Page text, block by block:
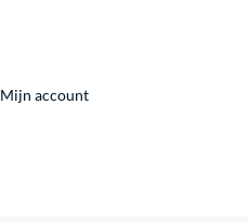
Mijn account